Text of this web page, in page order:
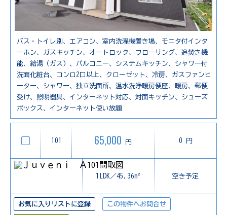
バス・トイレ別、エアコン、室内洗濯機置き場、モニタ付インタ
ーホン、ガスキッチン、オートロック、フローリング、追焚き機
能、給湯（ガス）、バルコニー、システムキッチン、シャワー付
洗面化粧台、コンロ2口以上、クローゼット、冷房、ガスファンヒ
ーター、シャワー、独立洗面所、温水洗浄暖房便座、暖房、郵便
受け、照明器具、インターネット対応、対面キッチン、シューズ
ボックス、インターネット使い放題
101 65,000 円 0 円
1LDK／45.36m² 空き予定
お気に入りリストに登録 この物件へお問合せ